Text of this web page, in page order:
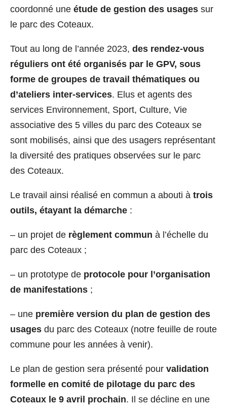
coordonné une étude de gestion des usages sur
le parc des Coteaux.
Tout au long de l’année 2023, des rendez-vous
réguliers ont été organisés par le GPV, sous
forme de groupes de travail thématiques ou
d’ateliers inter-services. Elus et agents des
services Environnement, Sport, Culture, Vie
associative des 5 villes du parc des Coteaux se
sont mobilisés, ainsi que des usagers représentant
la diversité des pratiques observées sur le parc
des Coteaux.
Le travail ainsi réalisé en commun a abouti à trois
outils, étayant la démarche :
– un projet de règlement commun à l’échelle du
parc des Coteaux ;
– un prototype de protocole pour l’organisation
de manifestations ;
– une première version du plan de gestion des
usages du parc des Coteaux (notre feuille de route
commune pour les années à venir).
Le plan de gestion sera présenté pour validation
formelle en comité de pilotage du parc des
Coteaux le 9 avril prochain. Il se décline en une